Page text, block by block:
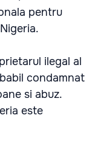
pentru
ilegal al
condamnat
si abuz.
este